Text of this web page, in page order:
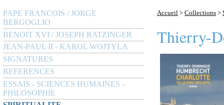
PAPE FRANCOIS / JORGE
BERGOGLIO
BENOIT XVI / JOSEPH RATZINGER
JEAN-PAUL II - KAROL WOJTYLA
SIGNATURES
REFERENCES
ESSAIS - SCIENCES HUMAINES -
PHILOSOPHIE
Accueil > Collections >
Thierry-